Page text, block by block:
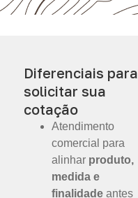
Diferenciais para
solicitar sua
cotação
Atendimento
comercial para
alinhar produto,
medida e
finalidade antes